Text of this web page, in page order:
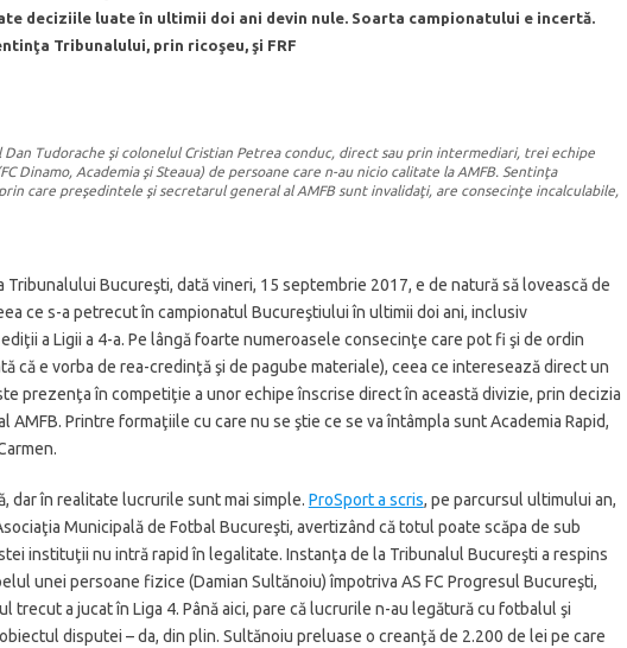
deciziile luate în ultimii doi ani devin nule. Soarta campionatului e incertă.
Tribunalului, prin ricoşeu, şi FRF
Dan Tudorache şi colonelul Cristian Petrea conduc, direct sau prin intermediari, trei echipe
Dinamo, Academia şi Steaua) de persoane care n-au nicio calitate la AMFB. Sentinţa
care preşedintele şi secretarul general al AMFB sunt invalidaţi, are consecinţe incalculabile,
Bucureşti, dată vineri, 15 septembrie 2017, e de natură să lovească de
ce s-a petrecut în campionatul Bucureştiului în ultimii doi ani, inclusiv
a Ligii a 4-a. Pe lângă foarte numeroasele consecinţe care pot fi şi de ordin
că e vorba de rea-credinţă şi de pagube materiale), ceea ce interesează direct un
prezenţa în competiţie a unor echipe înscrise direct în această divizie, prin decizia
AMFB. Printre formaţiile cu care nu se ştie ce se va întâmpla sunt Academia Rapid,
dar în realitate lucrurile sunt mai simple. ProSport a scris, pe parcursul ultimului an,
Municipală de Fotbal Bucureşti, avertizând că totul poate scăpa de sub
instituţii nu intră rapid în legalitate. Instanţa de la Tribunalul Bucureşti a respins
unei persoane fizice (Damian Sultănoiu) împotriva AS FC Progresul Bucureşti,
trecut a jucat în Liga 4. Până aici, pare că lucrurile n-au legătură cu fotbalul şi
disputei – da, din plin. Sultănoiu preluase o creanţă de 2.200 de lei pe care